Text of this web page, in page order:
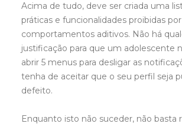
Acima de tudo, deve ser criada uma
práticas e funcionalidades proibidas
comportamentos aditivos. Não há
justificação para que um adolescente
abrir 5 menus para desligar as
tenha de aceitar que o seu perfil seja
defeito.
Enquanto isto não suceder, não basta